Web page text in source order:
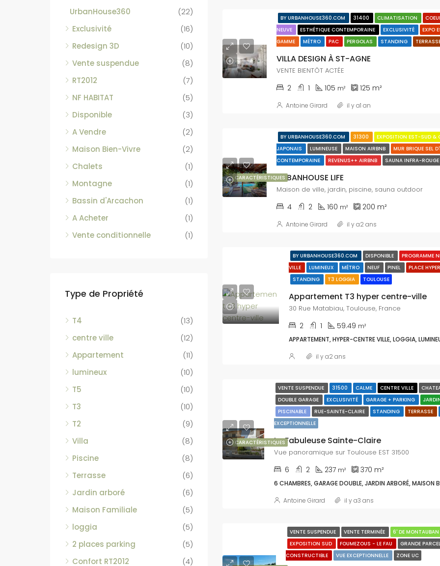
BY URBANHOUSE360.COM 31400 CLIMATISATION
NEUVE
ESTHÉTIQUE CONTEMPORAINE EXCLUSIVITÉ EXPO
GAMME
MÉTRO PAC PERGOLAS STANDING
VILLA DESIGN À ST-AGNE
VENTE BIENTÔT ACTÉE
2 1 105 m² 125 m²
Antoine Girard il y a1 an
CARACTÉRISTIQUES
BY URBANHOUSE360.COM 31300 EXPOSITION EST-SUD &
JAPONAIS
LUMINEUSE MAISON AIRBNB MUR BRIQUE SEL
CONTEMPORAINE
REVENUS++ AIRBNB SAUNA INFRA-ROUGE
URBANHOUSE LIFE
Maison de ville, jardin, piscine, sauna outdoor
4 2 160 m² 200 m²
Antoine Girard il y a2 ans
BY URBANHOUSE360.COM DISPONIBLE PROGRAMME
VILLE
LUMINEUX MÉTRO NEUF PINEL PLACE
STANDING
T3 LOGGIA TOULOUSE
Appartement T3 hyper centre-ville
30 Rue Matabiau, Toulouse, France
2 1 59.49 m²
APPARTEMENT, HYPER-CENTRE VILLE, LOGGIA,
il y a2 ans
CARACTÉRISTIQUES
VENTE SUSPENDUE 31500 CALME CENTRE VILLE
DOUBLE GARAGE
EXCLUSIVITÉ GARAGE + PARKING
PISCINABLE
RUE-SAINTE-CLAIRE STANDING TERRASSE
EXCEPTIONNELLE
La Fabuleuse Sainte-Claire
Vue panoramique sur Toulouse EST 31500
6 2 237 m² 370 m²
6 CHAMBRES, GARAGE DOUBLE, JARDIN ARBORÉ, MAISON
Antoine Girard il y a3 ans
VENTE SUSPENDUE VENTE TERMINÉE 6' DE MONTAUBAN
EXPOSITION SUD
FOUMEZOUS - LE FAU GRANDE
CONSTRUCTIBLE
VUE EXCEPTIONNELLE ZONE UC
UrbanHouse360
(22)
Exclusivité
(16)
Redesign 3D
(10)
Vente suspendue
(8)
RT2012
(7)
NF HABITAT
(5)
Disponible
(3)
A Vendre
(2)
Maison Bien-Vivre
(2)
Chalets
(1)
Montagne
(1)
Bassin d'Arcachon
(1)
A Acheter
(1)
Vente conditionnelle
(1)
Type de Propriété
T4
(13)
centre ville
(12)
Appartement
(11)
lumineux
(10)
T5
(10)
T3
(10)
T2
(9)
Villa
(8)
Piscine
(8)
Terrasse
(6)
Jardin arboré
(6)
Maison Familiale
(5)
loggia
(5)
2 places parking
(5)
Confort RT2012
(4)